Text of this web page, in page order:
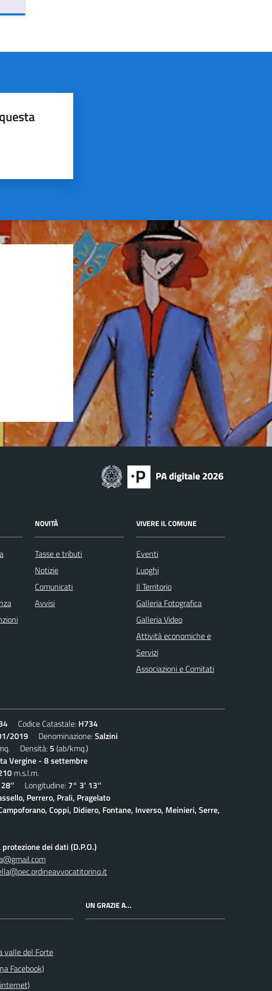
NOVITÀ
Tasse e tributi
Notizie
Comunicati
Avvisi
VIVERE IL COMUNE
Eventi
Luoghi
Il Territorio
Galleria Fotografica
Galleria Video
Attività economiche e
Servizi
Associazioni e Comitati
Codice Catastale: H734
2019 Denominazione:Salzini
Densità: 5 (ab/kmq.)
Vergine - 8 settembre
m.s.l.m.
Longitudine: 7° 3' 13''
Perrero, Prali, Pragelato
Coppi, Didiero, Fontane, Inverso, Meinieri, Serre,
dei dati (D.P.O.)
valle del Forte
Facebook)
UN GRAZIE A...